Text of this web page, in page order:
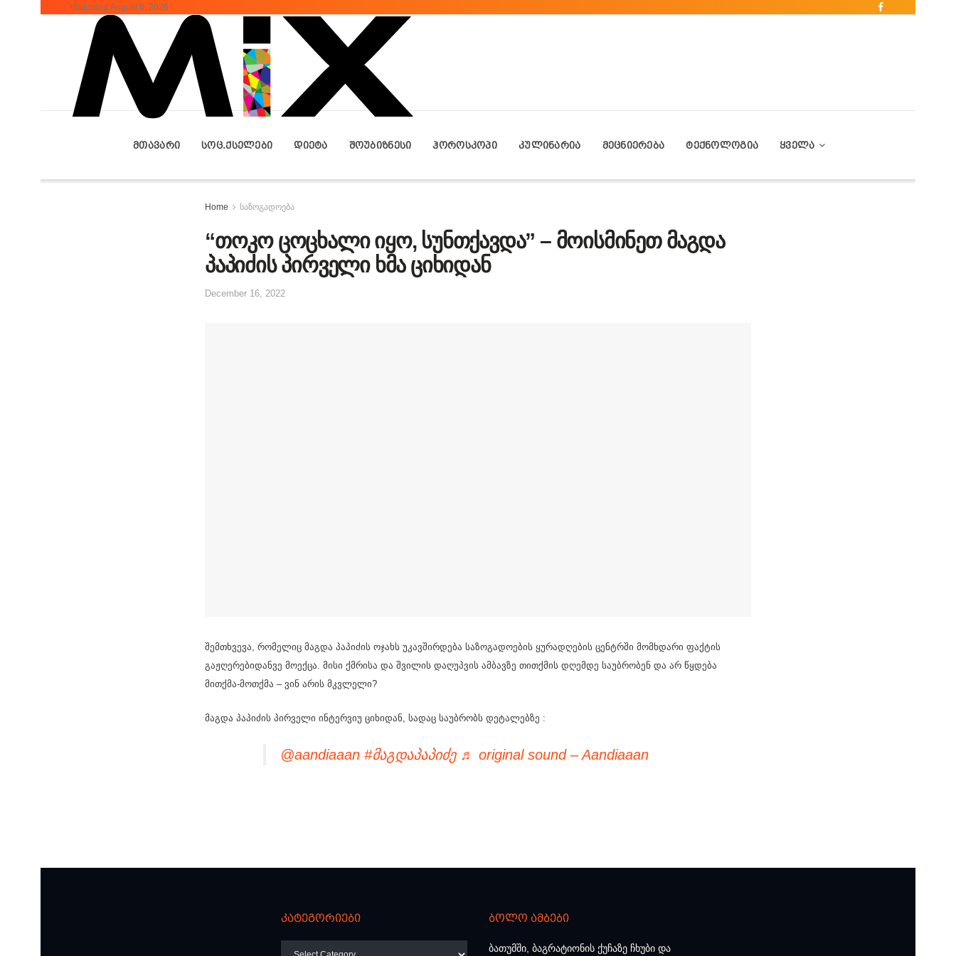
Saturday, August 8, 2026
ᲛᲗᲐᲕᲐᲠᲘ ᲡᲝᲪ.ᲥᲡᲔᲚᲔᲑᲘ ᲓᲘᲔᲢᲐ ᲨᲝᲣᲑᲘᲖᲜᲔᲡᲘ ᲰᲝᲠᲝᲡᲙᲝᲞᲘ ᲙᲣᲚᲘᲜᲐᲠᲘᲐ ᲛᲔᲪᲜᲘᲔᲠᲔᲑᲐ ᲢᲔᲥᲜᲝᲚᲝᲒᲘᲐ ᲧᲕᲔᲚᲐ
Home საზოგადოება
“თოკო ცოცხალი იყო, სუნთქავდა” – მოისმინეთ მაგდა
პაპიძის პირველი ხმა ციხიდან
December 16, 2022
შემთხვევა, რომელიც მაგდა პაპიძის ოჯახს უკავშირდება საზოგადოების ყურადღების ცენტრში მომხდარი ფაქტის
გაჟღერებიდანვე მოექცა. მისი ქმრისა და შვილის დაღუპვის ამბავზე თითქმის დღემდე საუბრობენ და არ წყდება
მითქმა-მოთქმა – ვინ არის მკვლელი?
მაგდა პაპიძის პირველი ინტერვიუ ციხიდან, სადაც საუბრობს დეტალებზე :
@aandiaaan #მაგდაპაპიძე ♬ original sound – Aandiaaan
კატეგორიები ბოლო ამბები
ბათუმში, ბაგრატიონის ქუჩაზე ჩხუბი და